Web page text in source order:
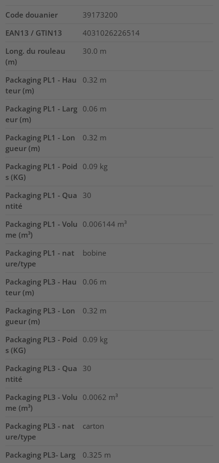
Code douanier
39173200
EAN13 / GTIN13
4031026226514
Long. du rouleau
(m)
30.0 m
Packaging PL1 - Hau
teur (m)
0.32 m
Packaging PL1 - Larg
eur (m)
0.06 m
Packaging PL1 - Lon
gueur (m)
0.32 m
Packaging PL1 - Poid
s (KG)
0.09 kg
Packaging PL1 - Qua
ntité
30
Packaging PL1 - Volu
me (m³)
0.006144 m³
Packaging PL1 - nat
ure/type
bobine
Packaging PL3 - Hau
teur (m)
0.06 m
Packaging PL3 - Lon
gueur (m)
0.32 m
Packaging PL3 - Poid
s (KG)
0.09 kg
Packaging PL3 - Qua
ntité
30
Packaging PL3 - Volu
me (m³)
0.0062 m³
Packaging PL3 - nat
ure/type
carton
Packaging PL3- Larg
0.325 m